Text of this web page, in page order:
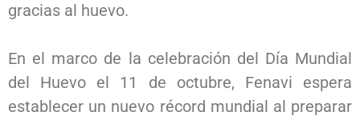
gracias al huevo.
En el marco de la celebración del Día Mundial
del Huevo el 11 de octubre, Fenavi espera
establecer un nuevo récord mundial al preparar